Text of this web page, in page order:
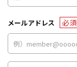
メールアドレス 必須